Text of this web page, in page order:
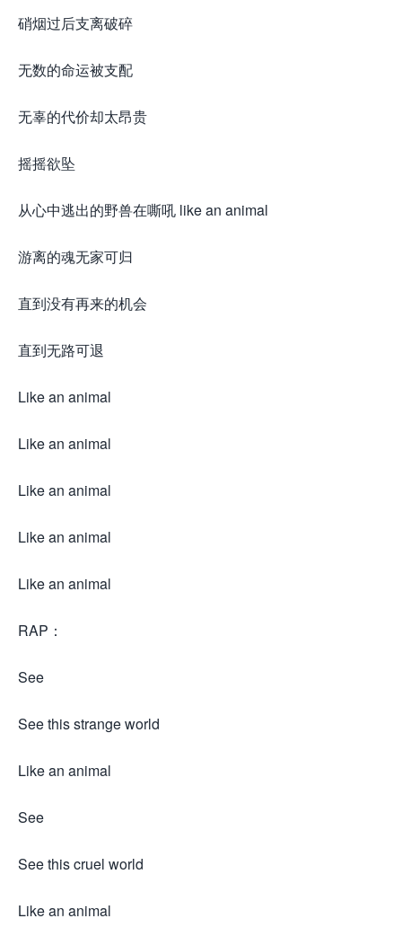
硝烟过后支离破碎
无数的命运被支配
无辜的代价却太昂贵
摇摇欲坠
从心中逃出的野兽在嘶吼 like an animal
游离的魂无家可归
直到没有再来的机会
直到无路可退
Like an animal
Like an animal
Like an animal
Like an animal
Like an animal
RAP：
See
See this strange world
Like an animal
See
See this cruel world
Like an animal